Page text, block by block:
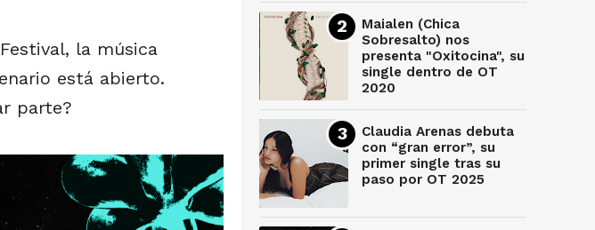
la música
está abierto.
parte?
Maialen (Chica
Sobresalto) nos
presenta "Oxitocina", su
single dentro de OT
2020
Claudia Arenas debuta
con “gran error”, su
primer single tras su
paso por OT 2025